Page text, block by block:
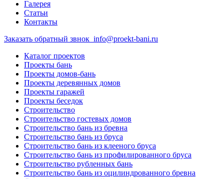
Галерея
Статьи
Контакты
Заказать обратный звнок info@proekt-bani.ru
Каталог проектов
Проекты бань
Проекты домов-бань
Проекты деревянных домов
Проекты гаражей
Проекты беседок
Строительство
Строительство гостевых домов
Строительство бань из бревна
Строительство бань из бруса
Строительство бань из клееного бруса
Строительство бань из профилированного бруса
Строительство рубленных бань
Строительство бань из оцилиндрованного бревна